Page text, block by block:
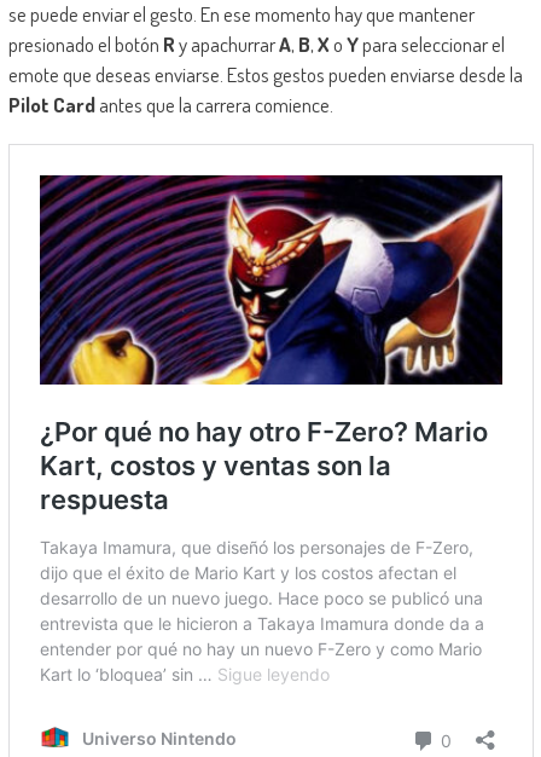
se puede enviar el gesto. En ese momento hay que mantener
presionado el botón Ry apachurrarA, B,XoYpara seleccionar el
emote que deseas enviarse. Estos gestos pueden enviarse desde la
Pilot Cardantes que la carrera comience.